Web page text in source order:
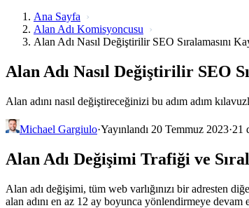
Ana Sayfa
Alan Adı Komisyoncusu
Alan Adı Nasıl Değiştirilir SEO Sıralamasını
Alan Adı Nasıl Değiştirilir SEO
Alan adını nasıl değiştireceğinizi bu adım adım
Michael Gargiulo·Yayınlandı 20 Temmuz 2023·21
Alan Adı Değişimi Trafiği ve
Alan adı değişimi, tüm web varlığınızı bir adresten
alan adını en az 12 ay boyunca yönlendirmeye devam